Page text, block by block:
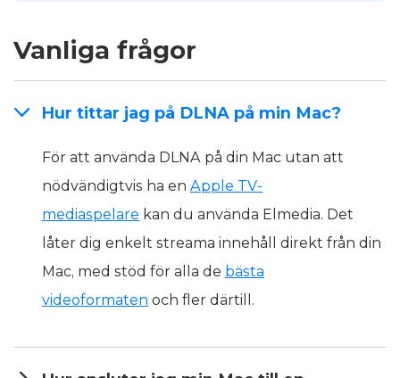
Vanliga frågor
Hur tittar jag på DLNA på min Mac?
För att använda DLNA på din Mac utan att
nödvändigtvis ha en Apple TV-
mediaspelare kan du använda Elmedia. Det
låter dig enkelt streama innehåll direkt från din
Mac, med stöd för alla de bästa
videoformaten och fler därtill.